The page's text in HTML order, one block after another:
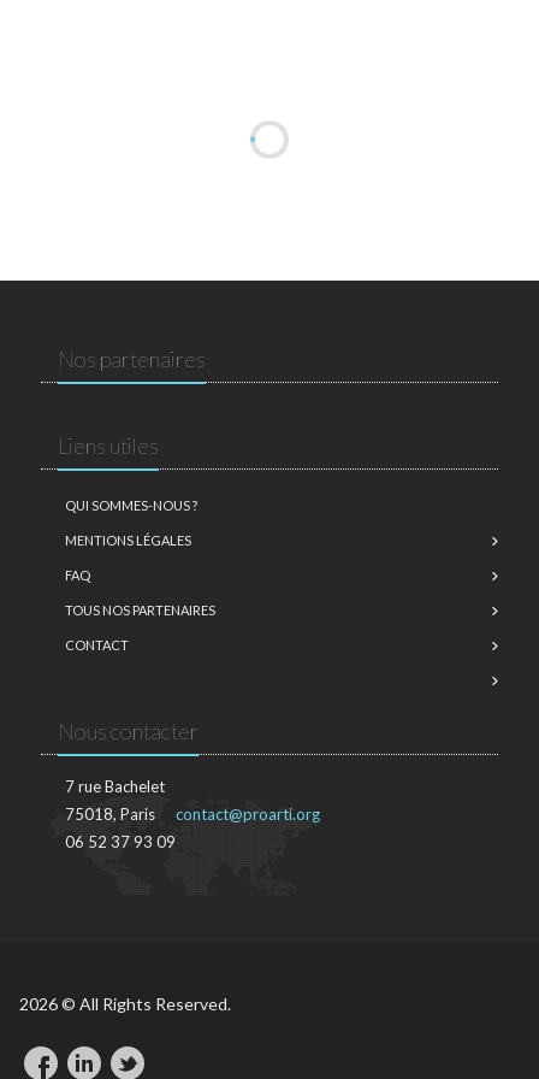
Nos partenaires
Liens utiles
QUI SOMMES-NOUS ?
MENTIONS LÉGALES
FAQ
TOUS NOS PARTENAIRES
CONTACT
Nous contacter
7 rue Bachelet
75018, Paris
06 52 37 93 09
contact@proarti.org
2026 © All Rights Reserved.